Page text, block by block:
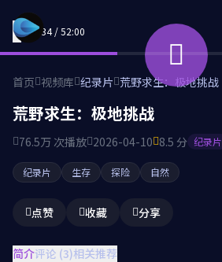
12:34 / 52:00
首页 视频库 纪录片 荒野求生：极地挑战
荒野求生：极地挑战
76.5万 次播放 2026-04-10 8.5 分 纪录片
纪录片 生存 探险 自然
点赞 收藏 分享
简介评论 (3)相关推荐